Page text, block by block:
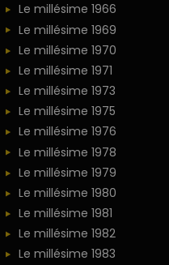
Le millésime 1966
Le millésime 1969
Le millésime 1970
Le millésime 1971
Le millésime 1973
Le millésime 1975
Le millésime 1976
Le millésime 1978
Le millésime 1979
Le millésime 1980
Le millésime 1981
Le millésime 1982
Le millésime 1983